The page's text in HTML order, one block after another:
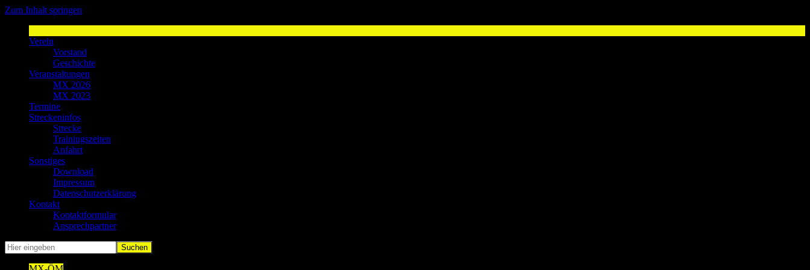
Zum Inhalt springen
Sport-Spaß-Freunde
Verein
Vorstand
Geschichte
Veranstaltungen
MX 2026
MX 2023
Termine
Streckeninfos
Strecke
Trainingszeiten
Anfahrt
Sonstiges
Download
Impressum
Datenschutzerklärung
Kontakt
Kontaktformular
Ansprechpartner